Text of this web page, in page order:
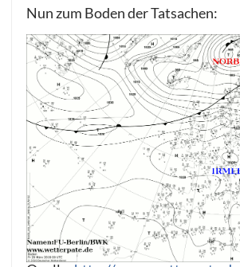
Nun zum Boden der Tatsachen: